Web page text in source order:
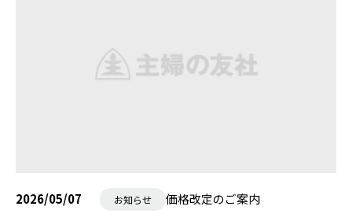
2026/05/07 お知らせ 価格改定のご案内